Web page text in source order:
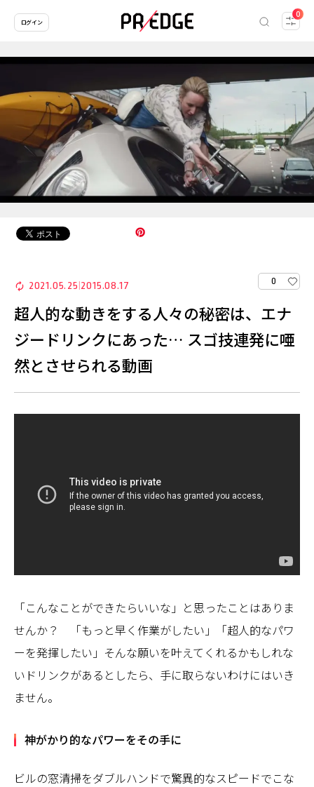
0
ログイン
2021.05.25 2015.08.17 0
超人的な動きをする人々の秘密は、エナ
ジードリンクにあった… スゴ技連発に唖
然とさせられる動画
「こんなことができたらいいな」と思ったことはありま
せんか？ 「もっと早く作業がしたい」「超人的なパワ
ーを発揮したい」そんな願いを叶えてくれるかもしれな
いドリンクがあるとしたら、手に取らないわけにはいき
ません。
神がかり的なパワーをその手に
ビルの窓清掃をダブルハンドで驚異的なスピードでこな